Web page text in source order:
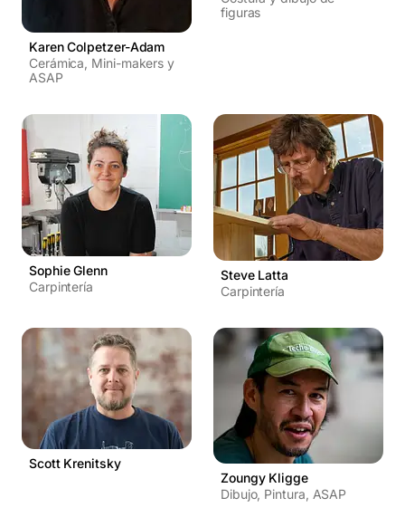
Karen Colpetzer-Adam
Cerámica, Mini-makers y
ASAP
figuras
Sophie Glenn
Carpintería
Steve Latta
Carpintería
Scott Krenitsky
Zoungy Kligge
Dibujo, Pintura, ASAP